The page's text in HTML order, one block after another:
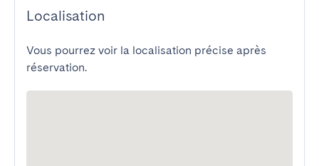
Localisation
Vous pourrez voir la localisation précise après
réservation.